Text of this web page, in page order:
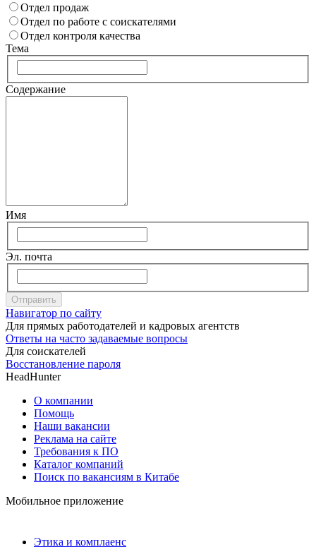
Отдел продаж
Отдел по работе с соискателями
Отдел контроля качества
Тема
Содержание
Имя
Эл. почта
Отправить
Навигатор по сайту
Для прямых работодателей и кадровых агентств
Ответы на часто задаваемые вопросы
Для соискателей
Восстановление пароля
HeadHunter
О компании
Помощь
Наши вакансии
Реклама на сайте
Требования к ПО
Каталог компаний
Поиск по вакансиям в Китабе
Мобильное приложение
Этика и комплаенс